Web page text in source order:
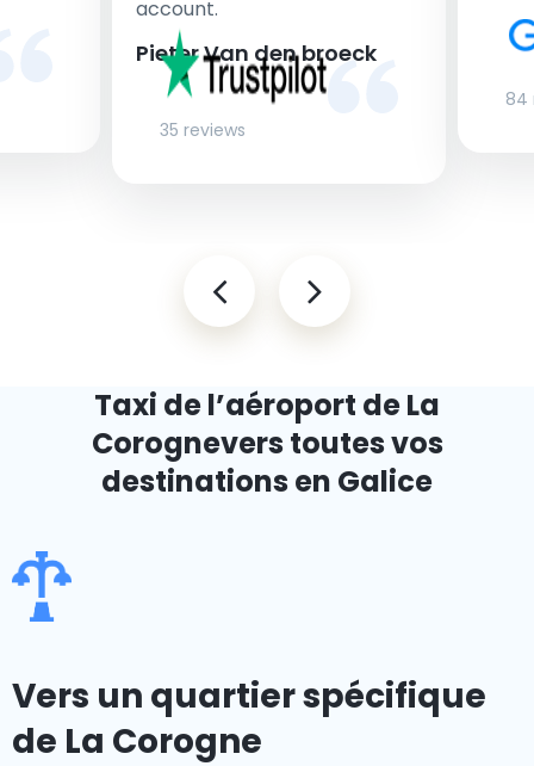
account.
Pieter Van den broeck
35 reviews
84
Taxi de l’aéroport de La
Corognevers toutes vos
destinations en Galice
Vers un quartier spécifique
de La Corogne